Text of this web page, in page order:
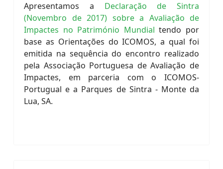
Apresentamos a Declaração de Sintra
(Novembro de 2017) sobre a Avaliação de
Impactes no Património Mundial tendo por
base as Orientações do ICOMOS, a qual foi
emitida na sequência do encontro realizado
pela Associação Portuguesa de Avaliação de
Impactes, em parceria com o ICOMOS-
Portugual e a Parques de Sintra - Monte da
Lua, SA.